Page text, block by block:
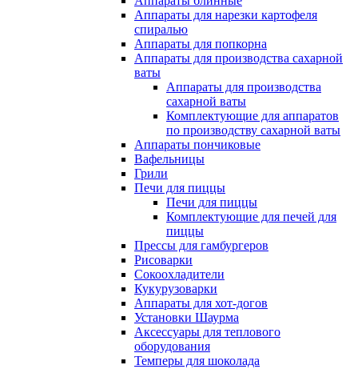
Аппараты для нарезки картофеля
спиралью
Аппараты для попкорна
Аппараты для производства сахарной
ваты
Аппараты для производства
сахарной ваты
Комплектующие для аппаратов
по производству сахарной ваты
Аппараты пончиковые
Вафельницы
Грили
Печи для пиццы
Печи для пиццы
Комплектующие для печей для
пиццы
Прессы для гамбургеров
Рисоварки
Сокоохладители
Кукурузоварки
Аппараты для хот-догов
Установки Шаурма
Аксессуары для теплового
оборудования
Темперы для шоколада